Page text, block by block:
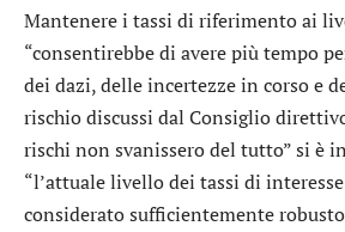
Mantenere i tassi di riferimento ai
“consentirebbe di avere più tempo
dei dazi, delle incertezze in corso e
rischio discussi dal Consiglio
rischi non svanissero del tutto” si è
“l’attuale livello dei tassi di
considerato sufficientemente